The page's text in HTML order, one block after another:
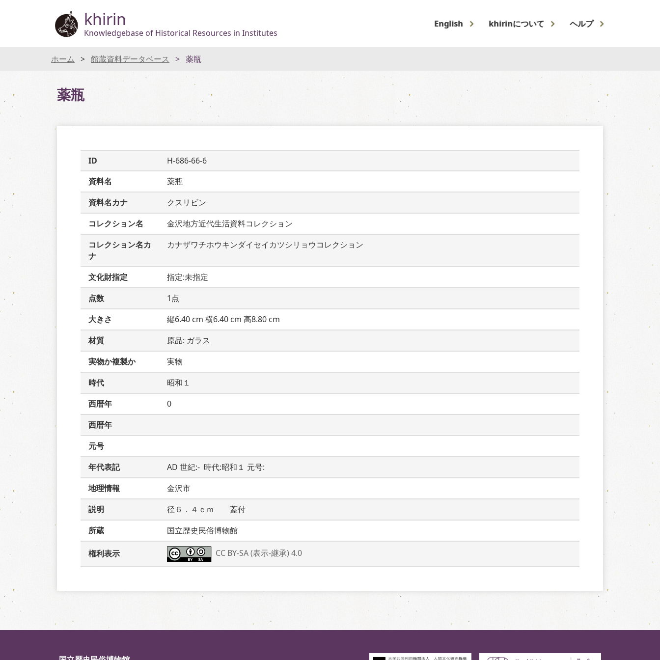
khirin
Knowledgebase of Historical Resources in Institutes
English khirinについて ヘルプ
ホーム 館蔵資料データベース 薬瓶
薬瓶
ID
H-686-66-6
資料名
薬瓶
資料名カナ
クスリビン
コレクション名
金沢地方近代生活資料コレクション
コレクション名カ
ナ
カナザワチホウキンダイセイカツシリョウコレクション
文化財指定
指定:未指定
点数
1点
大きさ
縦6.40 cm 横6.40 cm 高8.80 cm
材質
原品: ガラス
実物か複製か
実物
時代
昭和１
西暦年
0
西暦年
元号
年代表記
AD 世紀:-  時代:昭和１ 元号:
地理情報
金沢市
説明
径６．４ｃｍ　　蓋付
所蔵
国立歴史民俗博物館
権利表示 CC BY-SA (表示-継承) 4.0